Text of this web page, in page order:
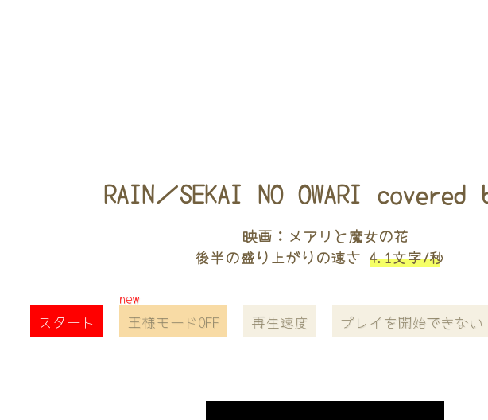
RAIN／SEKAI NO OWARI
映画：メアリと魔女の花
後半の盛り上がりの速さ 4.1文字/秒
スタート 王様モードOFF 再生速度 プレイを開始できない